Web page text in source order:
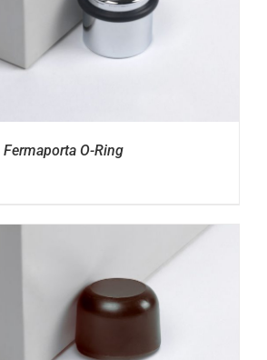
Fermaporta O-Ring